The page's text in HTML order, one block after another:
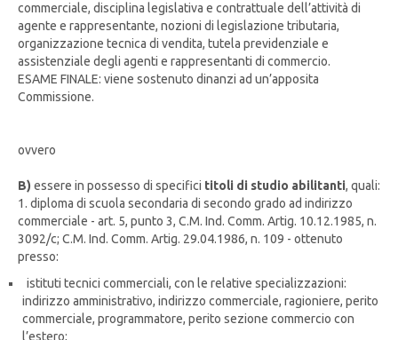
commerciale, disciplina legislativa e contrattuale dell’attività di
agente e rappresentante, nozioni di legislazione tributaria,
organizzazione tecnica di vendita, tutela previdenziale e
assistenziale degli agenti e rappresentanti di commercio.
ESAME FINALE: viene sostenuto dinanzi ad un’apposita
Commissione.
ovvero
B) essere in possesso di specifici titoli di studio abilitanti, quali:
1. diploma di scuola secondaria di secondo grado ad indirizzo
commerciale - art. 5, punto 3, C.M. Ind. Comm. Artig. 10.12.1985, n.
3092/c; C.M. Ind. Comm. Artig. 29.04.1986, n. 109 - ottenuto
presso:
istituti tecnici commerciali, con le relative specializzazioni:
indirizzo amministrativo, indirizzo commerciale, ragioniere, perito
commerciale, programmatore, perito sezione commercio con
l’estero;